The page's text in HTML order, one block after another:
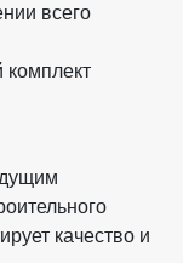
всего
качество и